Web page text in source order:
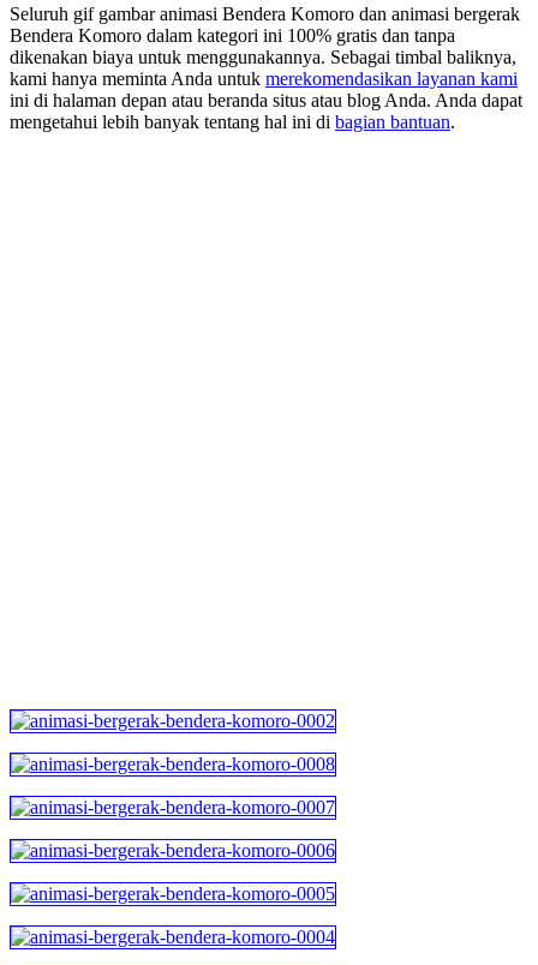
Seluruh gif gambar animasi Bendera Komoro dan animasi bergerak
Bendera Komoro dalam kategori ini 100% gratis dan tanpa
dikenakan biaya untuk menggunakannya. Sebagai timbal baliknya,
kami hanya meminta Anda untuk merekomendasikan layanan kami
ini di halaman depan atau beranda situs atau blog Anda. Anda dapat
mengetahui lebih banyak tentang hal ini di bagian bantuan.